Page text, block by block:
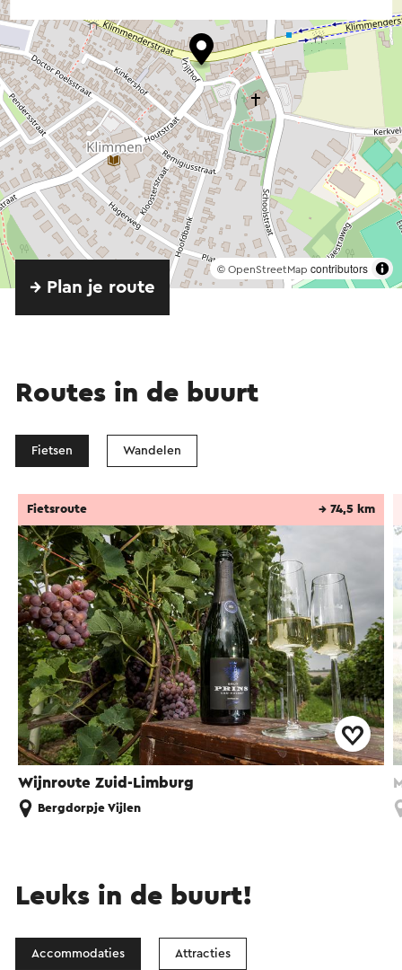
© OpenStreetMap contributors
→ Plan je route
Routes in de buurt
Fietsen Wandelen
Wijnroute Zuid-Limburg
Fietsroute → 74,5 km
Bergdorpje Vijlen
Leuks in de buurt!
Accommodaties Attracties